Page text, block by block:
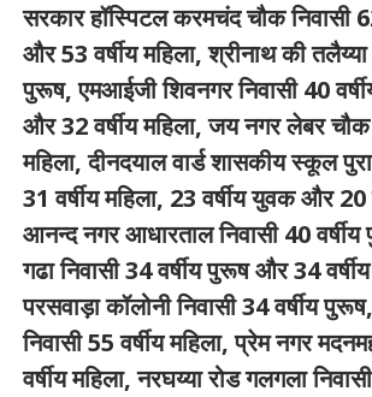
सरकार हॉस्पिटल करमचंद चौक निवासी
और 53 वर्षीय महिला, श्रीनाथ की तलैय्या
पुरूष, एमआईजी शिवनगर निवासी 40
और 32 वर्षीय महिला, जय नगर लेबर चौक
महिला, दीनदयाल वार्ड शासकीय स्कूल
31 वर्षीय महिला, 23 वर्षीय युवक और 20
आनन्द नगर आधारताल निवासी 40
गढा निवासी 34 वर्षीय पुरूष और 34
परसवाड़ा कॉलोनी निवासी 34 वर्षीय
निवासी 55 वर्षीय महिला, प्रेम नगर
वर्षीय महिला, नरघय्या रोड गलगला